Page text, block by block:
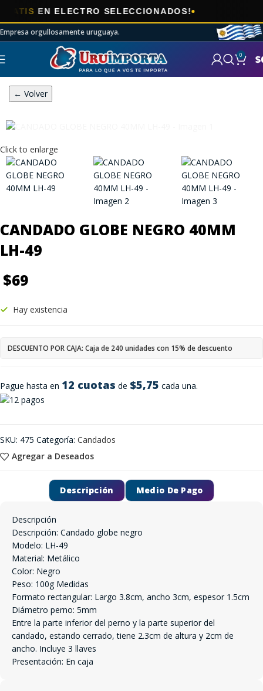
EN ELECTRO SELECCIONADOS!
Empresa orgullosamente uruguaya.
0 $
← Volver
Click to enlarge
CANDADO GLOBE NEGRO 40MM
LH-49
$69
Pague hasta en 12 cuotas de $5,75 cada una.
Hay existencia
DESCUENTO POR CAJA: Caja de 240 unidades con 15% de descuento
Agregar a Deseados
SKU: 475 Categoría: Candados
Descripción Medio De Pago
Descripción
Descripción: Candado globe negro
Modelo: LH-49
Material: Metálico
Color: Negro
Peso: 100g Medidas
Formato rectangular: Largo 3.8cm, ancho 3cm, espesor 1.5cm
Diámetro perno: 5mm
Entre la parte inferior del perno y la parte superior del
candado, estando cerrado, tiene 2.3cm de altura y 2cm de
ancho. Incluye 3 llaves
Presentación: En caja